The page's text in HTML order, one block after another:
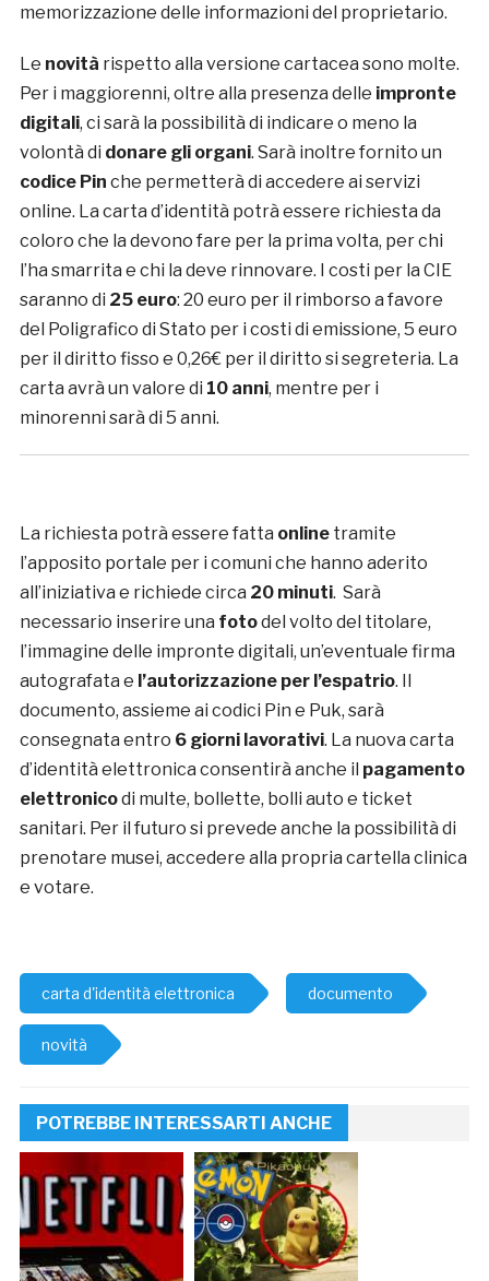
memorizzazione delle informazioni del proprietario.
Le novità rispetto alla versione cartacea sono molte.
Per i maggiorenni, oltre alla presenza delle impronte
digitali, ci sarà la possibilità di indicare o meno la
volontà di donare gli organi. Sarà inoltre fornito un
codice Pin che permetterà di accedere ai servizi
online. La carta d’identità potrà essere richiesta da
coloro che la devono fare per la prima volta, per chi
l’ha smarrita e chi la deve rinnovare. I costi per la CIE
saranno di 25 euro: 20 euro per il rimborso a favore
del Poligrafico di Stato per i costi di emissione, 5 euro
per il diritto fisso e 0,26€ per il diritto si segreteria. La
carta avrà un valore di 10 anni, mentre per i
minorenni sarà di 5 anni.
La richiesta potrà essere fatta onlinetramite
l’apposito portale per i comuni che hanno aderito
all’iniziativa e richiede circa 20 minuti. Sarà
necessario inserire una fotodel volto del titolare,
l’immagine delle impronte digitali, un’eventuale firma
autografata e l’autorizzazione per l’espatrio. Il
documento, assieme ai codici Pin e Puk, sarà
consegnata entro 6 giorni lavorativi. La nuova carta
d’identità elettronica consentirà anche il pagamento
elettronicodi multe, bollette, bolli auto e ticket
sanitari. Per il futuro si prevede anche la possibilità di
prenotare musei, accedere alla propria cartella clinica
e votare.
carta d'identità elettronica documento
novità
POTREBBE INTERESSARTI ANCHE